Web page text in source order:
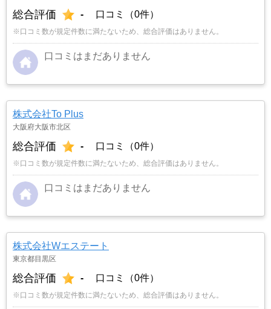
総合評価 - 口コミ（0件）
※口コミ数が規定件数に満たないため、総合評価はありません。
口コミはまだありません
株式会社To Plus
大阪府大阪市北区
総合評価 - 口コミ（0件）
※口コミ数が規定件数に満たないため、総合評価はありません。
口コミはまだありません
株式会社Wエステート
東京都目黒区
総合評価 - 口コミ（0件）
※口コミ数が規定件数に満たないため、総合評価はありません。